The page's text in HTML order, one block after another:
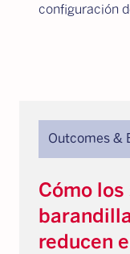
configuración
Outcomes &
Cómo
reducen